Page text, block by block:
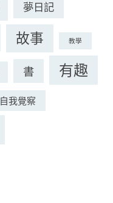
夢日記
故事 教學
書 有趣
自我覺察